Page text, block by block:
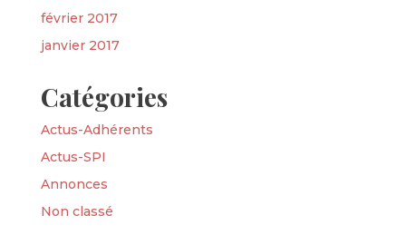
février 2017
janvier 2017
Catégories
Actus-Adhérents
Actus-SPI
Annonces
Non classé